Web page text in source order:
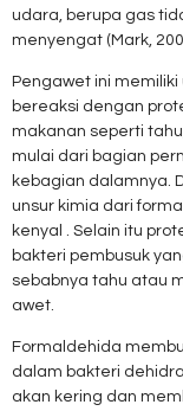
udara, berupa gas
menyengat (Mark,
Pengawet ini
bereaksi dengan
makanan seperti
mulai dari bagian
kebagian dalamnya.
unsur kimia dari
kenyal . Selain itu
bakteri pembusuk
sebabnya tahu atau
awet.
Formaldehida
dalam bakteri
akan kering dan